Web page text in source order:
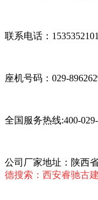
联系电话：
座机号码：029-
全国服务热线:400-
公司厂家地址：陕
德搜索：西安睿驰古